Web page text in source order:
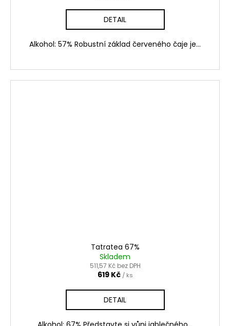
DETAIL
Alkohol: 57% Robustní základ červeného čaje je...
Tatratea 67%
Skladem
511,57 Kč bez DPH
619 Kč / ks
DETAIL